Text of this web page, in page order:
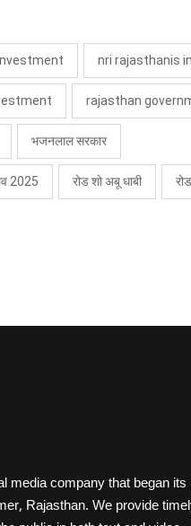
nri rajasthanis
rajasthan
भजनलाल सरकार
2025 रोड शो अबू धाबी
media company that began its
Rajasthan. We provide